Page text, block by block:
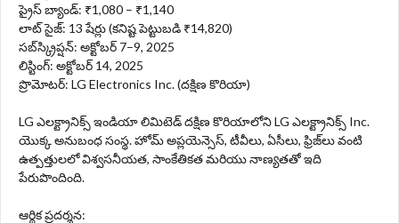
ప్రైస్ బ్యాండ్: ₹1,080 – ₹1,140
లాట్ సైజ్: 13 షేర్లు (కనిష్ట పెట్టుబడి ₹14,820)
సబ్‌స్క్రిప్షన్: అక్టోబర్ 7–9, 2025
లిస్టింగ్: అక్టోబర్ 14, 2025
ప్రొమోటర్: LG Electronics Inc. (దక్షిణ కొరియా)
LG ఎలక్ట్రానిక్స్ ఇండియా లిమిటెడ్ దక్షిణ కొరియాలోని LG ఎలక్ట్రానిక్స్ Inc.
యొక్క అనుబంధ సంస్థ. హోమ్ అప్లయెన్సెస్, టీవీలు, ఏసీలు, ఫ్రిజ్‌లు వంటి
ఉత్పత్తులలో విశ్వసనీయత, సాంకేతికత మరియు నాణ్యతతో ఇది
పేరుపొందింది.
ఆర్థిక ప్రదర్శన: